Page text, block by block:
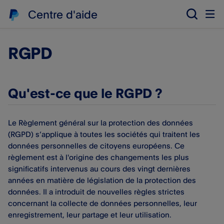
Centre d'aide
RGPD
Qu'est-ce que le RGPD ?
Le Règlement général sur la protection des données
(RGPD) s’applique à toutes les sociétés qui traitent les
données personnelles de citoyens européens. Ce
règlement est à l'origine des changements les plus
significatifs intervenus au cours des vingt dernières
années en matière de législation de la protection des
données. Il a introduit de nouvelles règles strictes
concernant la collecte de données personnelles, leur
enregistrement, leur partage et leur utilisation.